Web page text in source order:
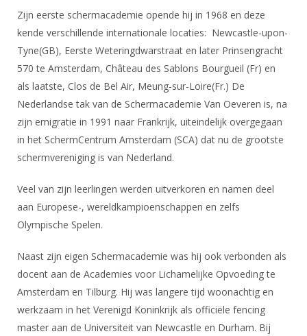
Zijn eerste schermacademie opende hij in 1968 en deze
kende verschillende internationale locaties: Newcastle-upon-
Tyne(GB), Eerste Weteringdwarstraat en later Prinsengracht
570 te Amsterdam, Château des Sablons Bourgueil (Fr) en
als laatste, Clos de Bel Air, Meung-sur-Loire(Fr.) De
Nederlandse tak van de Schermacademie Van Oeveren is, na
zijn emigratie in 1991 naar Frankrijk, uiteindelijk overgegaan
in het SchermCentrum Amsterdam (SCA) dat nu de grootste
schermvereniging is van Nederland.
Veel van zijn leerlingen werden uitverkoren en namen deel
aan Europese-, wereldkampioenschappen en zelfs
Olympische Spelen.
Naast zijn eigen Schermacademie was hij ook verbonden als
docent aan de Academies voor Lichamelijke Opvoeding te
Amsterdam en Tilburg. Hij was langere tijd woonachtig en
werkzaam in het Verenigd Koninkrijk als officiële fencing
master aan de Universiteit van Newcastle en Durham. Bij